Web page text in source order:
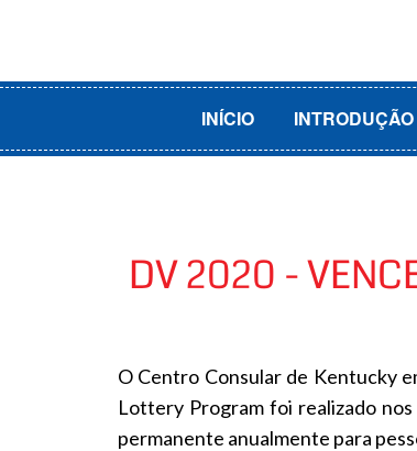
INÍCIO INTRODUÇÃO
DV 2020 -
O Centro Consular de Kentucky
Lottery Program foi realizado
permanente anualmente para